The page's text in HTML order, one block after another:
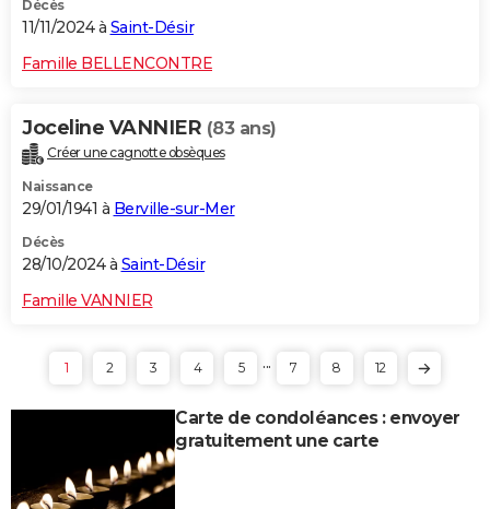
Décès
11/11/2024 à Saint-Désir
Famille BELLENCONTRE
Joceline VANNIER (83 ans)
Créer une cagnotte obsèques
Naissance
29/01/1941 à Berville-sur-Mer
Décès
28/10/2024 à Saint-Désir
Famille VANNIER
1 2 3 4 5 ... 7 8 12
Carte de condoléances : envoyer
gratuitement une carte